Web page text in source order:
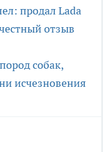
продал Lada
отзыв
собак,
исчезновения